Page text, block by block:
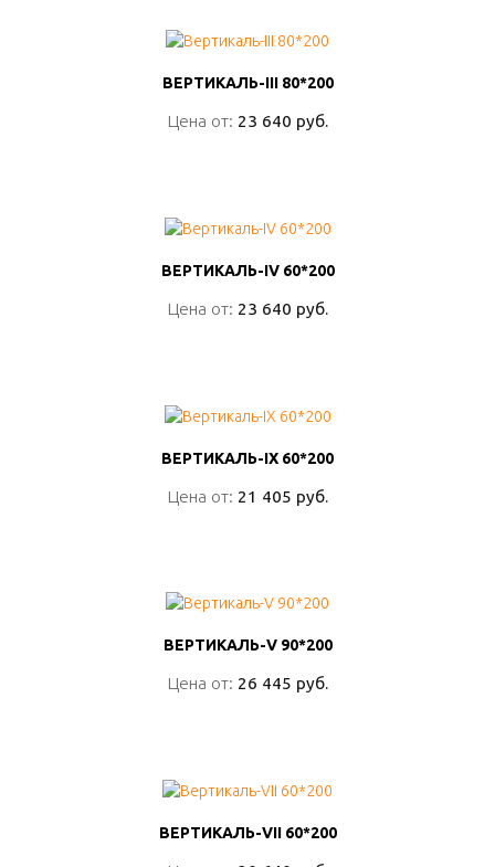
ВЕРТИКАЛЬ-III 80*200
Цена от: 23 640 руб.
ВЕРТИКАЛЬ-III 80*200
Цена от: 23 640 руб.
ВЕРТИКАЛЬ-IV 60*200
Цена от: 23 640 руб.
ВЕРТИКАЛЬ-IV 60*200
Цена от: 23 640 руб.
ВЕРТИКАЛЬ-IX 60*200
Цена от: 21 405 руб.
ВЕРТИКАЛЬ-IX 60*200
Цена от: 21 405 руб.
ВЕРТИКАЛЬ-V 90*200
Цена от: 26 445 руб.
ВЕРТИКАЛЬ-V 90*200
Цена от: 26 445 руб.
ВЕРТИКАЛЬ-VII 60*200
ВЕРТИКАЛЬ-VII 60*200